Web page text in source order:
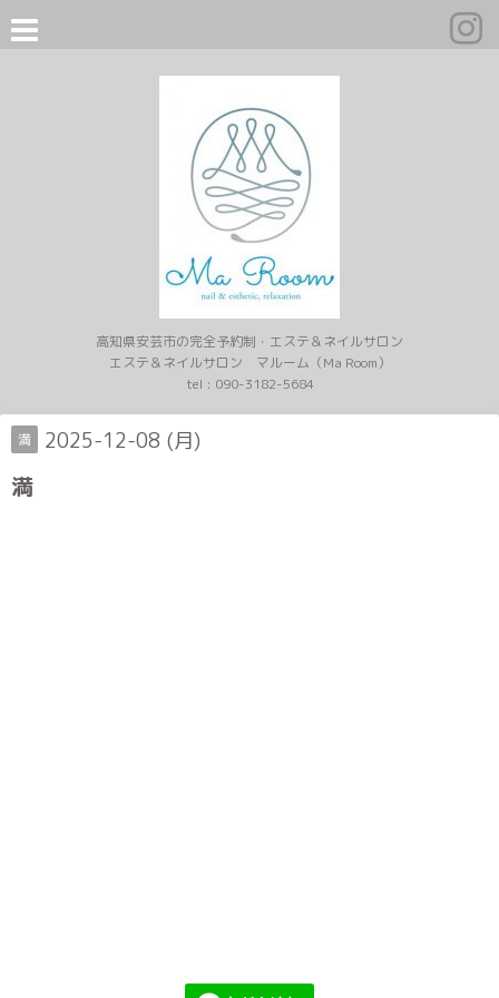
高知県安芸市の完全予約制・エステ＆ネイルサロン
エステ＆ネイルサロン マルーム（Ma Room）
tel : 090-3182-5684
満 2025-12-08 (月)
満